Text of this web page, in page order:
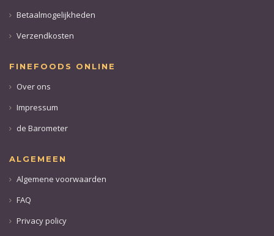
Betaalmogelijkheden
Verzendkosten
FINEFOODS ONLINE
Over ons
Impressum
de Barometer
ALGEMEEN
Algemene voorwaarden
FAQ
Privacy policy